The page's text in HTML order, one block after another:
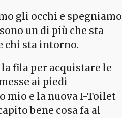
gli occhi e spegniamo
un di più che sta
chi sta intorno.
la fila per acquistare le
ai piedi
mio e la nuova I-Toilet
bene cosa fa al